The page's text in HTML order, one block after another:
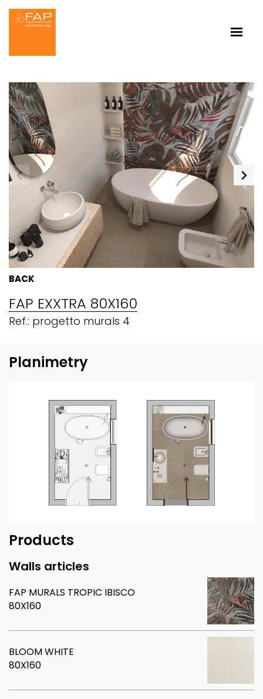
BACK
FAP EXXTRA 80X160
Ref.: progetto murals 4
Planimetry
Products
Walls articles
FAP MURALS TROPIC IBISCO
80X160
BLOOM WHITE
80X160